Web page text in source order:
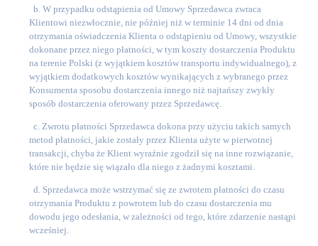
b. W przypadku odstąpienia od Umowy Sprzedawca zwraca
Klientowi niezwłocznie, nie później niż w terminie 14 dni od dnia
otrzymania oświadczenia Klienta o odstąpieniu od Umowy, wszystkie
dokonane przez niego płatności, w tym koszty dostarczenia Produktu
na terenie Polski (z wyjątkiem kosztów transportu indywidualnego), z
wyjątkiem dodatkowych kosztów wynikających z wybranego przez
Konsumenta sposobu dostarczenia innego niż najtańszy zwykły
sposób dostarczenia oferowany przez Sprzedawcę.
c. Zwrotu płatności Sprzedawca dokona przy użyciu takich samych
metod płatności, jakie zostały przez Klienta użyte w pierwotnej
transakcji, chyba że Klient wyraźnie zgodził się na inne rozwiązanie,
które nie będzie się wiązało dla niego z żadnymi kosztami.
d. Sprzedawca może wstrzymać się ze zwrotem płatności do czasu
otrzymania Produktu z powrotem lub do czasu dostarczenia mu
dowodu jego odesłania, w zależności od tego, które zdarzenie nastąpi
wcześniej.